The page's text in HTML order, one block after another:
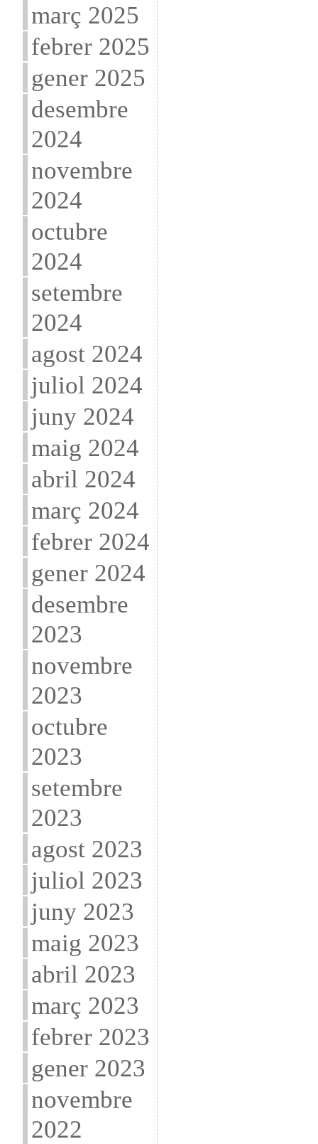
març 2025
febrer 2025
gener 2025
desembre
2024
novembre
2024
octubre
2024
setembre
2024
agost 2024
juliol 2024
juny 2024
maig 2024
abril 2024
març 2024
febrer 2024
gener 2024
desembre
2023
novembre
2023
octubre
2023
setembre
2023
agost 2023
juliol 2023
juny 2023
maig 2023
abril 2023
març 2023
febrer 2023
gener 2023
novembre
2022